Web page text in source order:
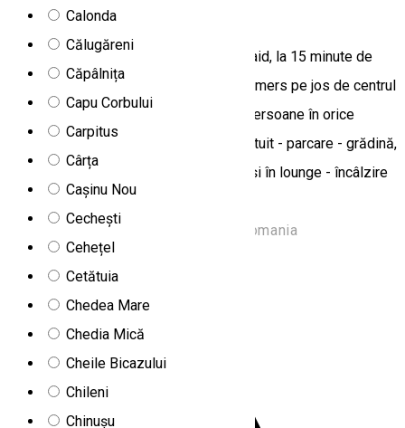
Calonda
Călugăreni
Căpâlnița
Capu Corbului
Carpitus
Cârța
Cașinu Nou
Cechești
Cehețel
Cetătuia
Chedea Mare
Chedia Mică
Cheile Bicazului
Chileni
Chinușu
Apartamente Mirtur
Apartamentele Mirtur sunt situate în Praid, la 15 minute de
mers pe jos de Salină și la 5 minute de mers pe jos de centrul
de wellness. Cazarea poate găzdui 9 persoane în orice
perioadă a anului. Servicii: - internet gratuit - parcare - grădină,
curte - bucatarie utilată - TV în camere și în lounge - încâlzire
centrală - leagăn - filagoria cu gratar.
Strada Minei 89/A, Praid 537240, Romania
Apartamente Sanderson